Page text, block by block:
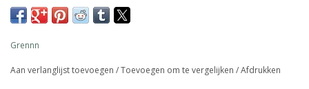
stimuleert en ontwikkelt de fijne motoriek
Grennn
Aan verlanglijst toevoegen /Toevoegen om te vergelijken /Afdrukken